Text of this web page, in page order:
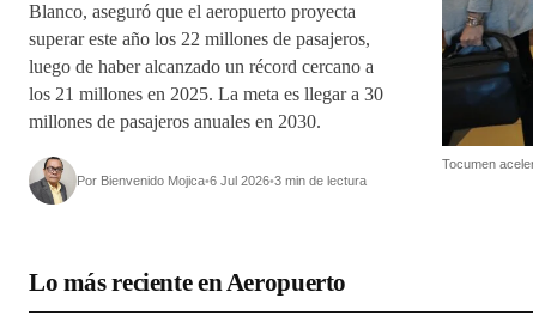
Blanco, aseguró que el aeropuerto proyecta
superar este año los 22 millones de pasajeros,
luego de haber alcanzado un récord cercano a
los 21 millones en 2025. La meta es llegar a 30
millones de pasajeros anuales en 2030.
Por Bienvenido Mojica•6 Jul 2026•3 min de lectura
Tocumen
Lo más reciente en Aeropuerto